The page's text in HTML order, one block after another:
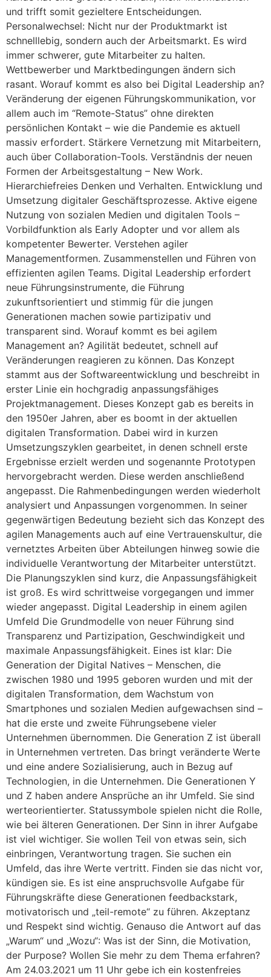
und trifft somit gezieltere Entscheidungen.
Personalwechsel: Nicht nur der Produktmarkt ist
schnelllebig, sondern auch der Arbeitsmarkt. Es wird
immer schwerer, gute Mitarbeiter zu halten.
Wettbewerber und Marktbedingungen ändern sich
rasant. Worauf kommt es also bei Digital Leadership an?
Veränderung der eigenen Führungskommunikation, vor
allem auch im “Remote-Status” ohne direkten
persönlichen Kontakt – wie die Pandemie es aktuell
massiv erfordert. Stärkere Vernetzung mit Mitarbeitern,
auch über Collaboration-Tools. Verständnis der neuen
Formen der Arbeitsgestaltung – New Work.
Hierarchiefreies Denken und Verhalten. Entwicklung und
Umsetzung digitaler Geschäftsprozesse. Aktive eigene
Nutzung von sozialen Medien und digitalen Tools –
Vorbildfunktion als Early Adopter und vor allem als
kompetenter Bewerter. Verstehen agiler
Managementformen. Zusammenstellen und Führen von
effizienten agilen Teams. Digital Leadership erfordert
neue Führungsinstrumente, die Führung
zukunftsorientiert und stimmig für die jungen
Generationen machen sowie partizipativ und
transparent sind. Worauf kommt es bei agilem
Management an? Agilität bedeutet, schnell auf
Veränderungen reagieren zu können. Das Konzept
stammt aus der Softwareentwicklung und beschreibt in
erster Linie ein hochgradig anpassungsfähiges
Projektmanagement. Dieses Konzept gab es bereits in
den 1950er Jahren, aber es boomt in der aktuellen
digitalen Transformation. Dabei wird in kurzen
Umsetzungszyklen gearbeitet, in denen schnell erste
Ergebnisse erzielt werden und sogenannte Prototypen
hervorgebracht werden. Diese werden anschließend
angepasst. Die Rahmenbedingungen werden wiederholt
analysiert und Anpassungen vorgenommen. In seiner
gegenwärtigen Bedeutung bezieht sich das Konzept des
agilen Managements auch auf eine Vertrauenskultur, die
vernetztes Arbeiten über Abteilungen hinweg sowie die
individuelle Verantwortung der Mitarbeiter unterstützt.
Die Planungszyklen sind kurz, die Anpassungsfähigkeit
ist groß. Es wird schrittweise vorgegangen und immer
wieder angepasst. Digital Leadership in einem agilen
Umfeld Die Grundmodelle von neuer Führung sind
Transparenz und Partizipation, Geschwindigkeit und
maximale Anpassungsfähigkeit. Eines ist klar: Die
Generation der Digital Natives – Menschen, die
zwischen 1980 und 1995 geboren wurden und mit der
digitalen Transformation, dem Wachstum von
Smartphones und sozialen Medien aufgewachsen sind –
hat die erste und zweite Führungsebene vieler
Unternehmen übernommen. Die Generation Z ist überall
in Unternehmen vertreten. Das bringt veränderte Werte
und eine andere Sozialisierung, auch in Bezug auf
Technologien, in die Unternehmen. Die Generationen Y
und Z haben andere Ansprüche an ihr Umfeld. Sie sind
werteorientierter. Statussymbole spielen nicht die Rolle,
wie bei älteren Generationen. Der Sinn in ihrer Aufgabe
ist viel wichtiger. Sie wollen Teil von etwas sein, sich
einbringen, Verantwortung tragen. Sie suchen ein
Umfeld, das ihre Werte vertritt. Finden sie das nicht vor,
kündigen sie. Es ist eine anspruchsvolle Aufgabe für
Führungskräfte diese Generationen feedbackstark,
motivatorisch und „teil-remote“ zu führen. Akzeptanz
und Respekt sind wichtig. Genauso die Antwort auf das
„Warum“ und „Wozu“: Was ist der Sinn, die Motivation,
der Purpose? Wollen Sie mehr zu dem Thema erfahren?
Am 24.03.2021 um 11 Uhr gebe ich ein kostenfreies